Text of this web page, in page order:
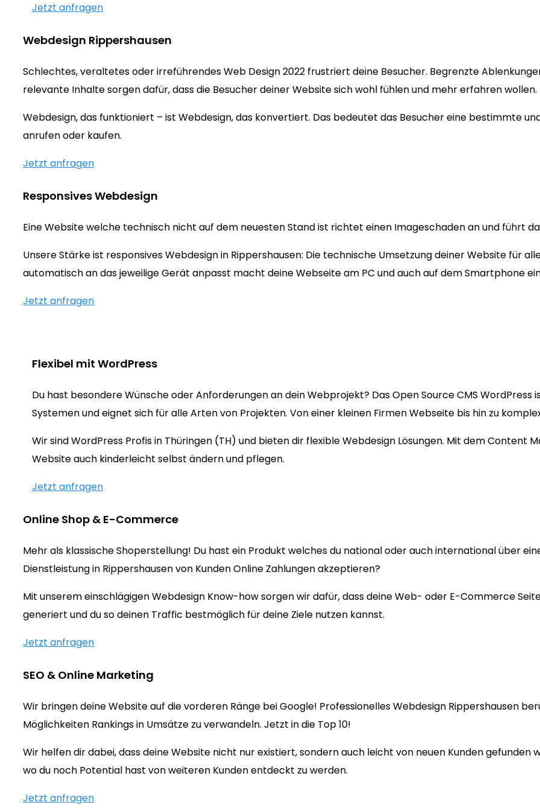
Jetzt anfragen
Webdesign Rippershausen
Schlechtes, veraltetes oder irreführendes Web Design 2022 frustriert deine Besucher. Begrenzte
relevante Inhalte sorgen dafür, dass die Besucher deiner Website sich wohl fühlen und mehr erfahren wollen.
Webdesign, das funktioniert – ist Webdesign, das konvertiert. Das bedeutet das Besucher eine bestimmte
anrufen oder kaufen.
Jetzt anfragen
Responsives Webdesign
Eine Website welche technisch nicht auf dem neuesten Stand ist richtet einen Imageschaden an und führt
Unsere Stärke ist responsives Webdesign in Rippershausen: Die technische Umsetzung deiner Website für
automatisch an das jeweilige Gerät anpasst macht deine Webseite am PC und auch auf dem Smartphone
Jetzt anfragen
Flexibel mit WordPress
Du hast besondere Wünsche oder Anforderungen an dein Webprojekt? Das Open Source CMS
Systemen und eignet sich für alle Arten von Projekten. Von einer kleinen Firmen Webseite bis hin zu
Wir sind WordPress Profis in Thüringen (TH) und bieten dir flexible Webdesign Lösungen. Mit dem Content
Website auch kinderleicht selbst ändern und pflegen.
Jetzt anfragen
Online Shop & E-Commerce
Mehr als klassische Shoperstellung! Du hast ein Produkt welches du national oder auch international über
Dienstleistung in Rippershausen von Kunden Online Zahlungen akzeptieren?
Mit unserem einschlägigen Webdesign Know-how sorgen wir dafür, dass deine Web- oder E-Commerce
generiert und du so deinen Traffic bestmöglich für deine Ziele nutzen kannst.
Jetzt anfragen
SEO & Online Marketing
Wir bringen deine Website auf die vorderen Ränge bei Google! Professionelles Webdesign Rippershausen
Möglichkeiten Rankings in Umsätze zu verwandeln. Jetzt in die Top 10!
Wir helfen dir dabei, dass deine Website nicht nur existiert, sondern auch leicht von neuen Kunden
wo du noch Potential hast von weiteren Kunden entdeckt zu werden.
Jetzt anfragen